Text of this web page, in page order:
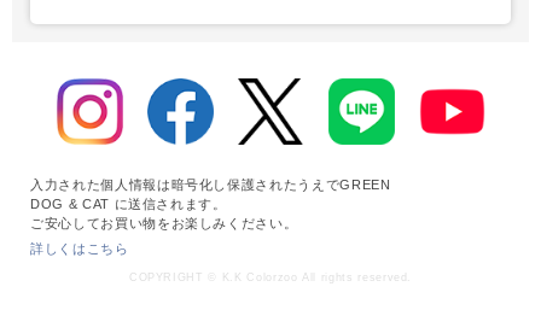
入力された個人情報は暗号化し保護されたうえでGREEN
DOG & CAT に送信されます。
ご安心してお買い物をお楽しみください。
詳しくはこちら
COPYRIGHT © K.K Colorzoo All rights reserved.